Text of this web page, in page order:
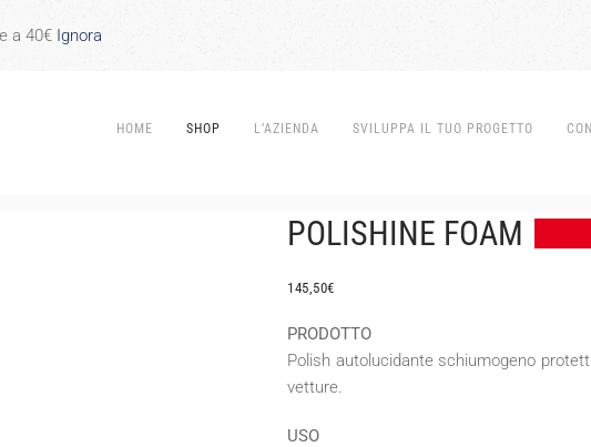
a 40€ Ignora
HOME SHOP L’AZIENDA SVILUPPA IL TUO PROGETTO
POLISHINE FOAM
145,50€
PRODOTTO
Polish autolucidante schiumogeno
vetture.
USO